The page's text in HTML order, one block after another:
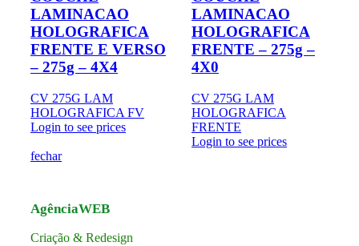
LAMINACAO
HOLOGRAFICA
FRENTE E VERSO
– 275g – 4X4
CV 275G LAM
HOLOGRAFICA FV
Login to see prices
LAMINACAO
HOLOGRAFICA
FRENTE – 275g –
4X0
CV 275G LAM
HOLOGRAFICA
FRENTE
Login to see prices
fechar
AgênciaWEB
Criação & Redesign